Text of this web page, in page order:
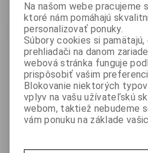
Výrobca:
Termín
Koncový
Na našom webe pracujeme
ktoré nám pomáhajú
personalizovať ponuky.
Súbory cookies si
prehliadači na danom
webová stránka funguje
prispôsobiť vašim
Blokovanie niektorých
vplyv na vašu užívateľskú
webom, taktiež nebudeme
vám ponuku na základe